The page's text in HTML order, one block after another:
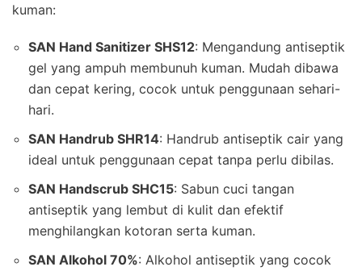
kuman:
SAN Hand Sanitizer SHS12: Mengandung antiseptik
gel yang ampuh membunuh kuman. Mudah dibawa
dan cepat kering, cocok untuk penggunaan sehari-
hari.
SAN Handrub SHR14: Handrub antiseptik cair yang
ideal untuk penggunaan cepat tanpa perlu dibilas.
SAN Handscrub SHC15: Sabun cuci tangan
antiseptik yang lembut di kulit dan efektif
menghilangkan kotoran serta kuman.
SAN Alkohol 70%: Alkohol antiseptik yang cocok